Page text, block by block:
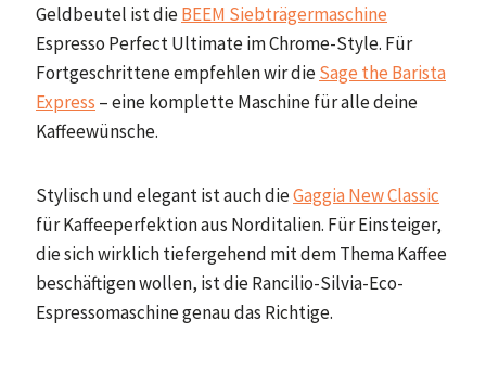
Geldbeutel ist dieBEEM Siebträgermaschine
Espresso Perfect Ultimate im Chrome-Style. Für
Fortgeschrittene empfehlen wir dieSage the Barista
Express – eine komplette Maschine für alle deine
Kaffeewünsche.
Stylisch und elegant ist auch dieGaggia New Classic
für Kaffeeperfektion aus Norditalien. Für Einsteiger,
die sich wirklich tiefergehend mit dem Thema Kaffee
beschäftigen wollen, ist die Rancilio-Silvia-Eco-
Espressomaschine genau das Richtige.